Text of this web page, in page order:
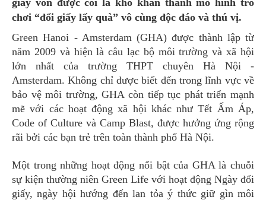
giấy vốn được coi là khô khan thành mô hình trò
chơi “đổi giấy lấy quà” vô cùng độc đáo và thú vị.
Green Hanoi - Amsterdam (GHA) được thành lập từ
năm 2009 và hiện là câu lạc bộ môi trường và xã hội
lớn nhất của trường THPT chuyên Hà Nội -
Amsterdam. Không chỉ được biết đến trong lĩnh vực về
bảo vệ môi trường, GHA còn tiếp tục phát triển mạnh
mẽ với các hoạt động xã hội khác như Tết Ấm Áp,
Code of Culture và Camp Blast, được hưởng ứng rộng
rãi bởi các bạn trẻ trên toàn thành phố Hà Nội.
Một trong những hoạt động nổi bật của GHA là chuỗi
sự kiện thường niên Green Life với hoạt động Ngày đổi
giấy, ngày hội hướng đến lan tỏa ý thức giữ gìn môi